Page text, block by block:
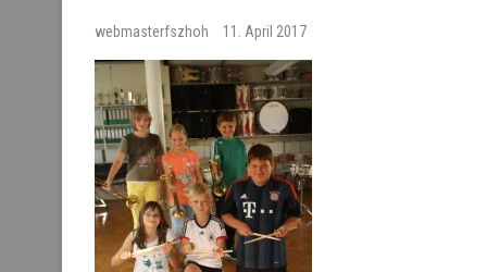
webmasterfszhoh 11. April 2017